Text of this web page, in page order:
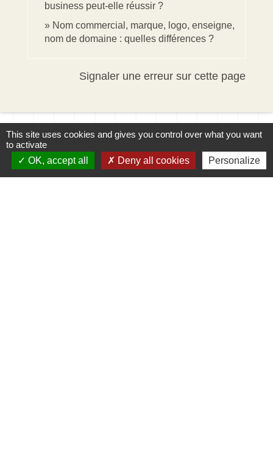
business peut-elle réussir ?
Nom commercial, marque, logo, enseigne,
nom de domaine : quelles différences ?
Signaler une erreur sur cette page
This site uses cookies and gives you control over what you want
to activate
OK, accept all
Deny all cookies Personalize